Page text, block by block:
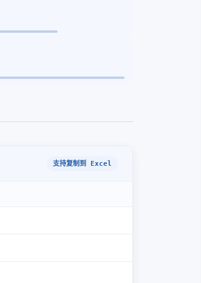
支持复制到 Excel